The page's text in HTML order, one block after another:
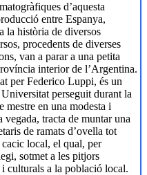
d’aquesta
entre Espanya,
la història de diversos
procedents de diverses
van a parar a una petita
interior de l’Argentina.
per Federico Luppi, és un
perseguit durant la
en una modesta i
tracta de muntar una
de ramats d’ovella tot
local, el qual, per
sotmet a les pitjors
culturals a la població local.